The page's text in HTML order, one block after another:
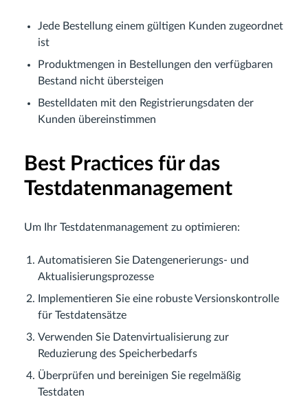
Jede Bestellung einem gültigen Kunden zugeordnet
ist
Produktmengen in Bestellungen den verfügbaren
Bestand nicht übersteigen
Bestelldaten mit den Registrierungsdaten der
Kunden übereinstimmen
Best Practices für das
Testdatenmanagement
Um Ihr Testdatenmanagement zu optimieren:
Automatisieren Sie Datengenerierungs- und
Aktualisierungsprozesse
Implementieren Sie eine robuste Versionskontrolle
für Testdatensätze
Verwenden Sie Datenvirtualisierung zur
Reduzierung des Speicherbedarfs
Überprüfen und bereinigen Sie regelmäßig
Testdaten